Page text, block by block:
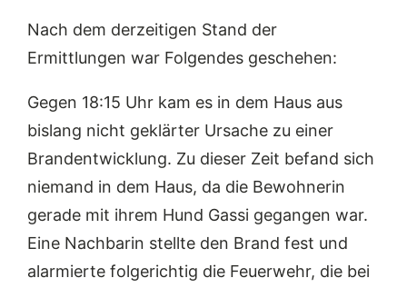
Nach dem derzeitigen Stand der
Ermittlungen war Folgendes geschehen:
Gegen 18:15 Uhr kam es in dem Haus aus
bislang nicht geklärter Ursache zu einer
Brandentwicklung. Zu dieser Zeit befand sich
niemand in dem Haus, da die Bewohnerin
gerade mit ihrem Hund Gassi gegangen war.
Eine Nachbarin stellte den Brand fest und
alarmierte folgerichtig die Feuerwehr, die bei